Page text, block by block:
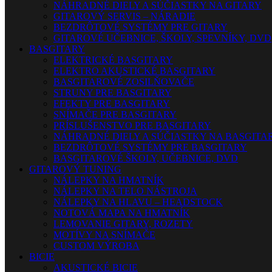
NÁHRADNÉ DIELY A SÚČIASTKY NA GITARY
GITAROVÝ SERVIS – NÁRADIE
BEZDRÔTOVÉ SYSTÉMY PRE GITARY
GITAROVÉ UČEBNICE, ŠKOLY, SPEVNÍKY, DVD
BASGITARY
ELEKTRICKÉ BASGITARY
ELEKTRO AKUSTICKÉ BASGITARY
BASGITAROVÉ ZOSILŇOVAČE
STRUNY PRE BASGITARY
EFEKTY PRE BASGITARY
SNÍMAČE PRE BASGITARY
PRÍSLUŠENSTVO PRE BASGITARY
NÁHRADNÉ DIELY A SÚČIASTKY NA
BEZDRÔTOVÉ SYSTÉMY PRE BASGITARY
BASGITAROVÉ ŠKOLY, UČEBNICE, DVD
GITAROVÝ TUNING
NÁLEPKY NA HMATNÍK
NÁLEPKY NA TELO NÁSTROJA
NÁLEPKY NA HLAVU – HEADSTOCK
NOTOVÁ MAPA NA HMATNÍK
LEMOVANIE GITARY, ROZETY
MOTÍVY NA SNÍMAČE
CUSTOM VÝROBA
BICIE
AKUSTICKÉ BICIE